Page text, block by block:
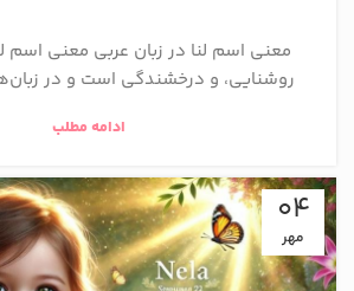
معنی اسم لنا در زبان عربی معنی اسم
روشنایی، و درخشندگی است و در
ادامه مطلب
04
مهر